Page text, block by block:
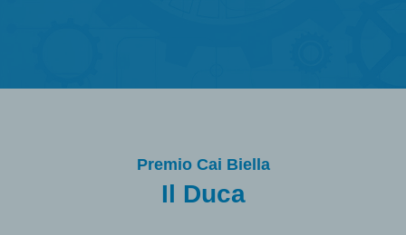
Premio Cai Biella
Il Duca